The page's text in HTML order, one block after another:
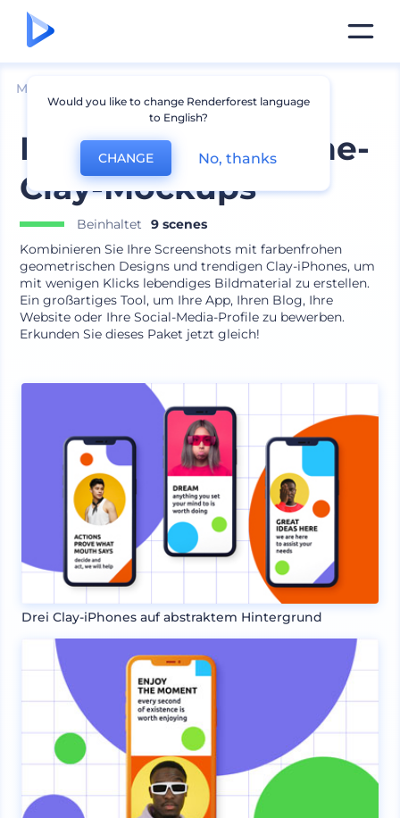
Mockups
Mehrfarbige iPhone-
Clay-Mockups
Beinhaltet
9 scenes
Kombinieren Sie Ihre Screenshots mit farbenfrohen
geometrischen Designs und trendigen Clay-iPhones, um
mit wenigen Klicks lebendiges Bildmaterial zu erstellen.
Ein großartiges Tool, um Ihre App, Ihren Blog, Ihre
Website oder Ihre Social-Media-Profile zu bewerben.
Erkunden Sie dieses Paket jetzt gleich!
Drei Clay-iPhones auf abstraktem Hintergrund
Would you like to change Renderforest language
to English?
CHANGE No, thanks